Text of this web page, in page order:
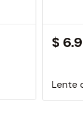
$
Lente